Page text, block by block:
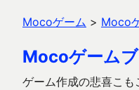
Mocoゲーム > Moco
Mocoゲーム
ゲーム作成の悲喜こ